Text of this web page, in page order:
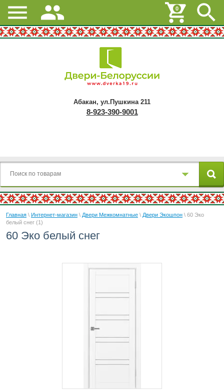
Абакан, ул.Пушкина 211
8-923-390-9001
Главная \ Интернет-магазин \ Двери Межкомнатные \ Двери Экошпон \ 60 Эко
белый снег (1)
60 Эко белый снег
0